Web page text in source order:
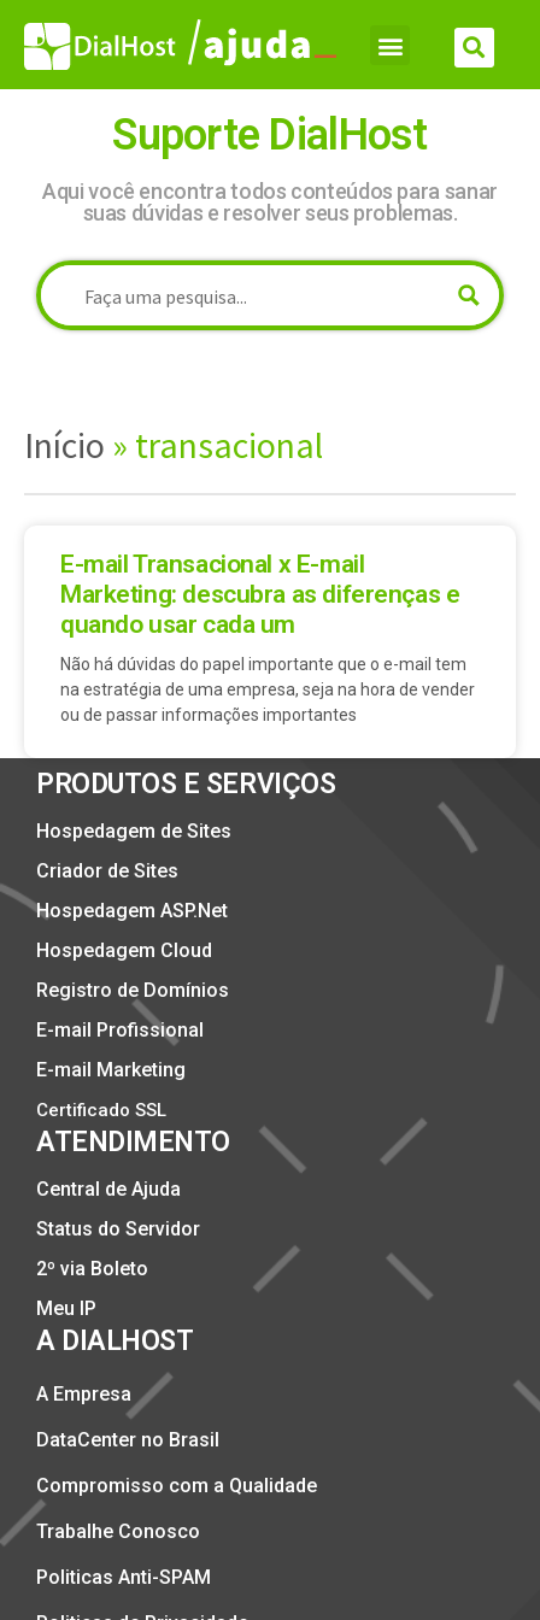
Suporte DialHost
Aqui você encontra todos conteúdos para sanar
suas dúvidas e resolver seus problemas.
Início » transacional
E-mail Transacional x E-mail
Marketing: descubra as diferenças e
quando usar cada um
Não há dúvidas do papel importante que o e-mail tem
na estratégia de uma empresa, seja na hora de vender
ou de passar informações importantes
PRODUTOS E SERVIÇOS
Hospedagem de Sites
Criador de Sites
Hospedagem ASP.Net
Hospedagem Cloud
Registro de Domínios
E-mail Profissional
E-mail Marketing
Certificado SSL
ATENDIMENTO
Central de Ajuda
Status do Servidor
2º via Boleto
Meu IP
A DIALHOST
A Empresa
DataCenter no Brasil
Compromisso com a Qualidade
Trabalhe Conosco
Politicas Anti-SPAM